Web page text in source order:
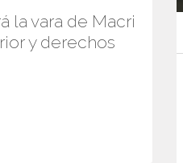
la vara de Macri
y derechos